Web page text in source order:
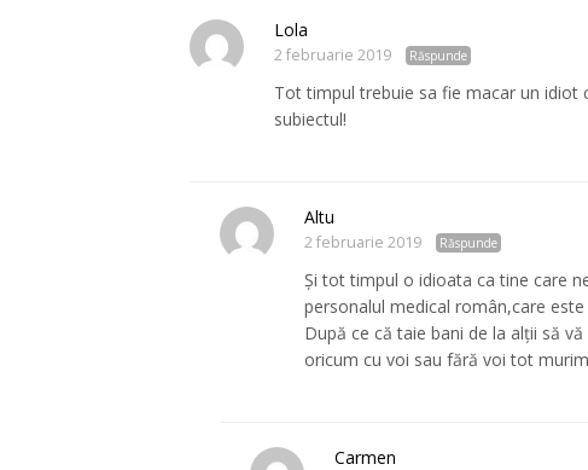
Lola
2 februarie 2019 Răspunde
Tot timpul trebuie sa fie macar un idiot
subiectul!
Altu
2 februarie 2019 Răspunde
Și tot timpul o idioata ca tine care
personalul medical român,care
După ce că taie bani de la alții să
oricum cu voi sau fără voi tot
Carmen